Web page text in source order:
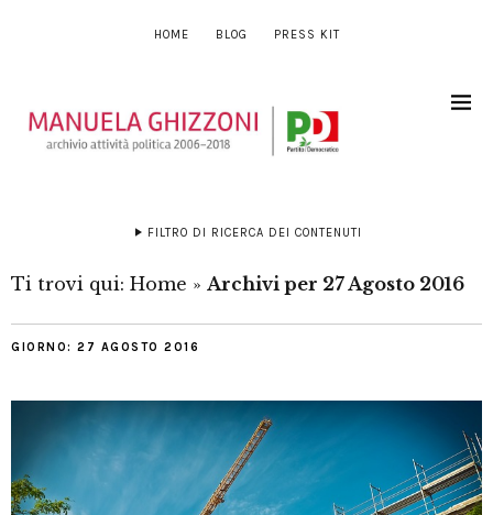
HOME BLOG PRESS KIT
FILTRO DI RICERCA DEI CONTENUTI
Ti trovi qui: Home » Archivi per 27 Agosto 2016
GIORNO: 27 AGOSTO 2016